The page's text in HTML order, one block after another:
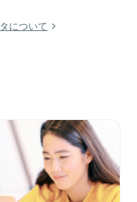
について